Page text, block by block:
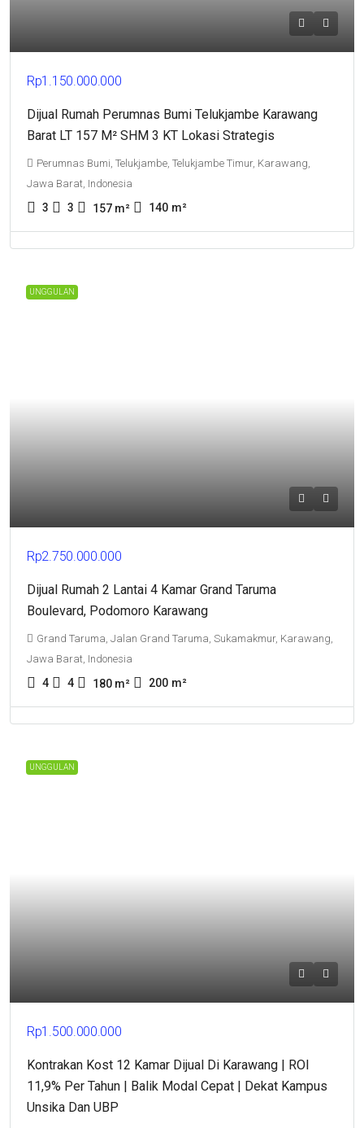
Rp1.150.000.000
Dijual Rumah Perumnas Bumi Telukjambe Karawang
Barat LT 157 M² SHM 3 KT Lokasi Strategis
Perumnas Bumi, Telukjambe, Telukjambe Timur, Karawang,
Jawa Barat, Indonesia
3 3 157 m² 140 m²
UNGGULAN
Rp2.750.000.000
Dijual Rumah 2 Lantai 4 Kamar Grand Taruma
Boulevard, Podomoro Karawang
Grand Taruma, Jalan Grand Taruma, Sukamakmur, Karawang,
Jawa Barat, Indonesia
4 4 180 m² 200 m²
UNGGULAN
Rp1.500.000.000
Kontrakan Kost 12 Kamar Dijual Di Karawang | ROI
11,9% Per Tahun | Balik Modal Cepat | Dekat Kampus
Unsika Dan UBP